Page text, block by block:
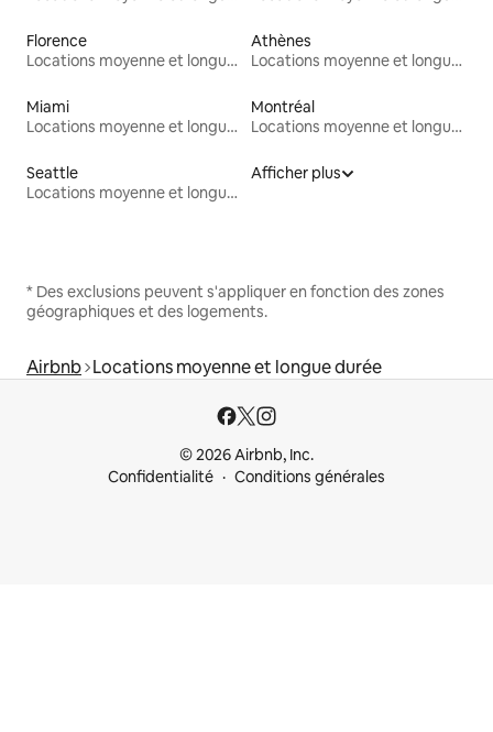
Florence
Locations moyenne et longue durée
Athènes
Locations moyenne et longue durée
Miami
Locations moyenne et longue durée
Montréal
Locations moyenne et longue durée
Seattle
Locations moyenne et longue durée
Afficher plus
* Des exclusions peuvent s'appliquer en fonction des zones
géographiques et des logements.
Airbnb Locations moyenne et longue durée
© 2026 Airbnb, Inc.
Confidentialité
Conditions générales